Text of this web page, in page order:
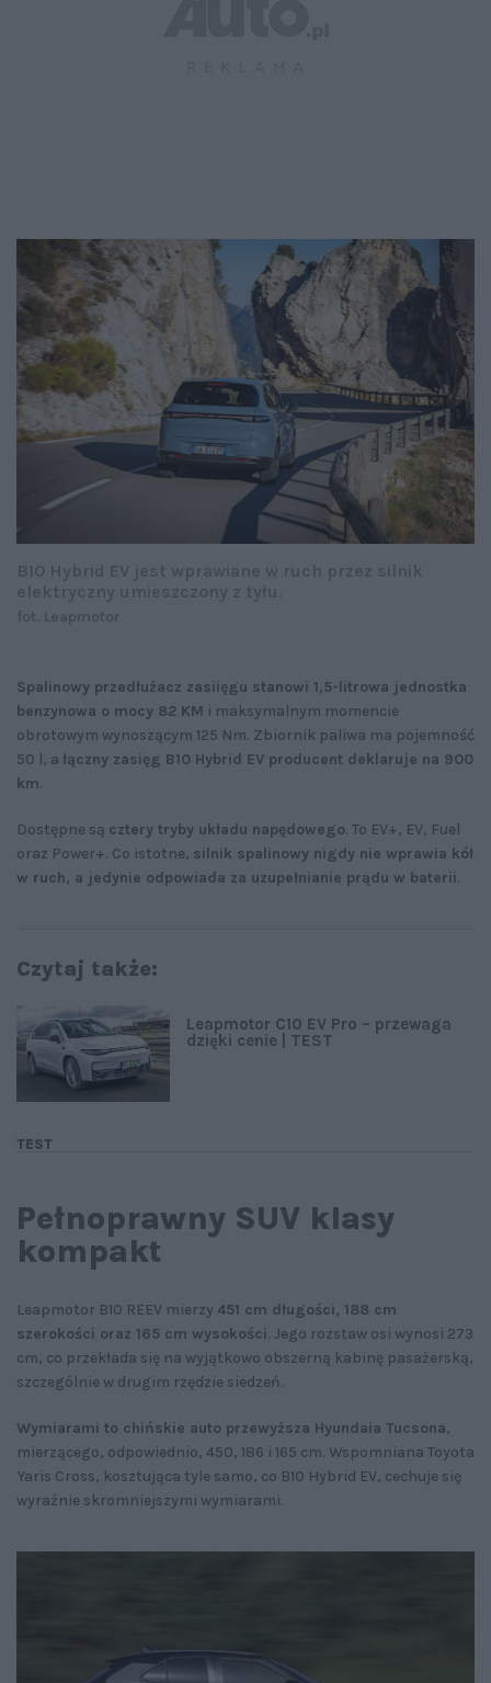
Spalinowy przedłużacz zasiięgu stanowi 1,5-litrowa jednostka
benzynowa o mocy 82 KM i maksymalnym momencie
obrotowym wynoszącym 125 Nm. Zbiornik paliwa ma pojemność
50 l, a łączny zasięg B10 Hybrid EV producent deklaruje na 900
km.
Dostępne są cztery tryby układu napędowego. To EV+, EV, Fuel
oraz Power+. Co istotne, silnik spalinowy nigdy nie wprawia kół
w ruch, a jedynie odpowiada za uzupełnianie prądu w baterii.
Czytaj także:
TEST
Leapmotor C10 EV Pro – przewaga
dzięki cenie | TEST
Pełnoprawny SUV klasy
kompakt
Leapmotor B10 REEV mierzy 451 cm długości, 188 cm
szerokości oraz 165 cm wysokości. Jego rozstaw osi wynosi 273
cm, co przekłada się na wyjątkowo obszerną kabinę pasażerską,
szczególnie w drugim rzędzie siedzeń.
Wymiarami to chińskie auto przewyższa Hyundaia Tucsona,
mierzącego, odpowiednio, 450, 186 i 165 cm. Wspomniana Toyota
Yaris Cross, kosztująca tyle samo, co B10 Hybrid EV, cechuje się
wyraźnie skromniejszymi wymiarami.